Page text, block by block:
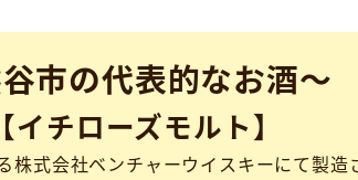
市の代表的なお酒～
【イチローズモルト】
式会社ベンチャーウイスキーにて製造